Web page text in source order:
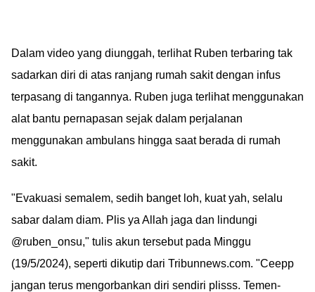
Dalam video yang diunggah, terlihat Ruben terbaring tak
sadarkan diri di atas ranjang rumah sakit dengan infus
terpasang di tangannya. Ruben juga terlihat menggunakan
alat bantu pernapasan sejak dalam perjalanan
menggunakan ambulans hingga saat berada di rumah
sakit.
"Evakuasi semalem, sedih banget loh, kuat yah, selalu
sabar dalam diam. Plis ya Allah jaga dan lindungi
@ruben_onsu," tulis akun tersebut pada Minggu
(19/5/2024), seperti dikutip dari Tribunnews.com. "Ceepp
jangan terus mengorbankan diri sendiri plisss. Temen-